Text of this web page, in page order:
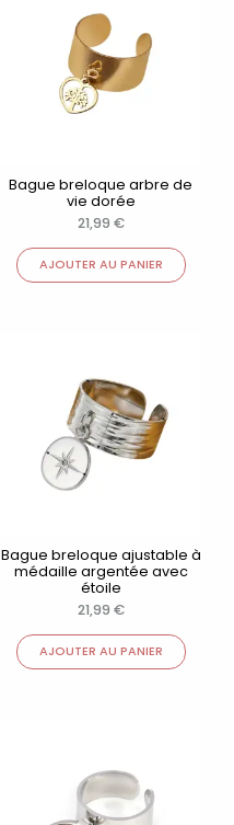
Bague breloque arbre de
vie dorée
21,99 €
AJOUTER AU PANIER
Bague breloque ajustable à
médaille argentée avec
étoile
21,99 €
AJOUTER AU PANIER